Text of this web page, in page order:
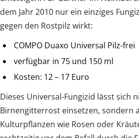
dem Jahr 2010 nur ein einziges
gegen den Rostpilz wirkt:
COMPO Duaxo Universal Pilz-frei
verfügbar in 75 und 150 ml
Kosten: 12 – 17 Euro
Dieses Universal-Fungizid lässt sich
Birnengitterrost einsetzen, sondern
Kulturpflanzen wie Rosen oder